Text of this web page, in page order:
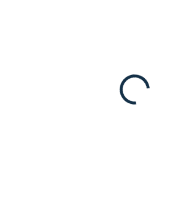
topánky "Oxford ULTIMA